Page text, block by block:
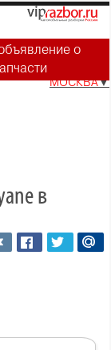
о
МОСКВА▼
в